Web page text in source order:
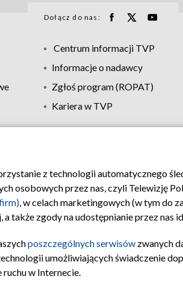
Dołącz do nas:
Centrum informacji TVP
Informacje o nadawcy
Zgłoś program (ROPAT)
Kariera w TVP
prywatności Moje zgody Pomoc
z technologii automatycznego
osobowych przez nas, czyli Telewizję
, w celach marketingowych (w tym do
także zgody na udostępnianie przez nas
poszczególnych serwisów zwanych
umożliwiających świadczenie
w Internecie.